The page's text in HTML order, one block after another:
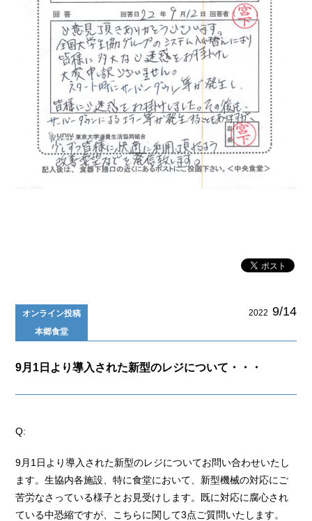
オンライン投稿
本郷食堂
2022 9/14
9月1日より導入された新型のレジについて・・・
Q:
9月1日より導入された新型のレジについてお問い合わせいたし
ます。生協内各施設、特に食堂において、新型機械の対応にご
苦労なさっている様子とお見受けします。既に対応に腐心され
ている中恐縮ですが、こちらに関して3点ご質問いたします。